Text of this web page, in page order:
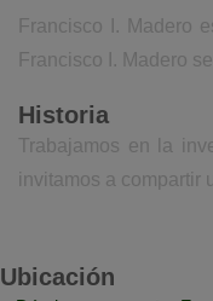
Francisco I. Madero
Francisco I. Madero
Historia
Trabajamos en la
invitamos a compartir
Ubicación